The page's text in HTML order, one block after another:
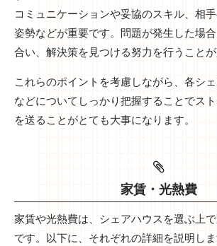
コミュニケーションや妥協のスキル、相
姿勢などが重要です。問題が発生した場
合い、解決策を見つける努力を行うことが
これらのポイントを考慮しながら、各シ
などについてしっかり把握することでス
を送ることがとても大事になります。
家賃・光熱費
家賃や光熱費は、シェアハウスを選ぶ上
です。以下に、それぞれの詳細を説明しま